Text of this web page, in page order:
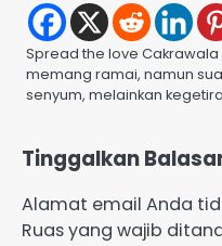
Spread the love Cakrawala
memang ramai, namun
senyum, melainkan
Tinggalkan
Alamat email Anda
Ruas yang wajib